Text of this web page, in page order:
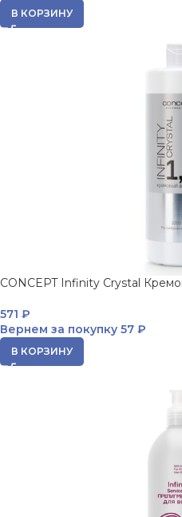
В КОРЗИНУ
CONCEPT Infinity Crystal
571 ₽
Вернем за покупку 57 ₽
В КОРЗИНУ